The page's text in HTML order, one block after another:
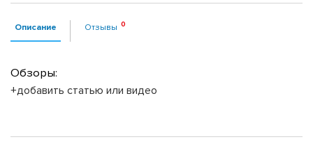
Описание Отзывы
Обзоры:
+добавить статью или видео